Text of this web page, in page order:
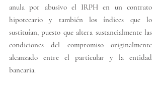
anula por abusivo el IRPH en un contrato
hipotecario y también los índices que lo
sustituían, puesto que altera sustancialmente las
condiciones del compromiso originalmente
alcanzado entre el particular y la entidad
bancaria.